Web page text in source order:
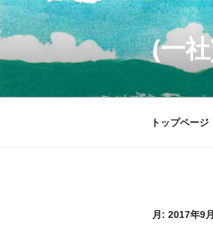
コ
ン
テ
ン
(一
トップページ
月: 2017年9月